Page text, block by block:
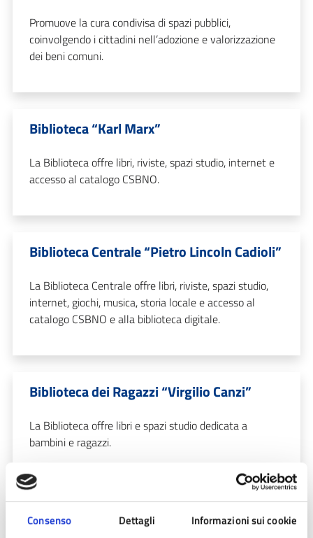
Consenso Dettagli Informazioni sui cookie
Promuove la cura condivisa di spazi pubblici,
coinvolgendo i cittadini nell’adozione e valorizzazione
dei beni comuni.
Biblioteca “Karl Marx”
La Biblioteca offre libri, riviste, spazi studio, internet e
accesso al catalogo CSBNO.
Biblioteca Centrale “Pietro Lincoln Cadioli”
La Biblioteca Centrale offre libri, riviste, spazi studio,
internet, giochi, musica, storia locale e accesso al
catalogo CSBNO e alla biblioteca digitale.
Biblioteca dei Ragazzi “Virgilio Canzi”
La Biblioteca offre libri e spazi studio dedicata a
bambini e ragazzi.
Bonifiche